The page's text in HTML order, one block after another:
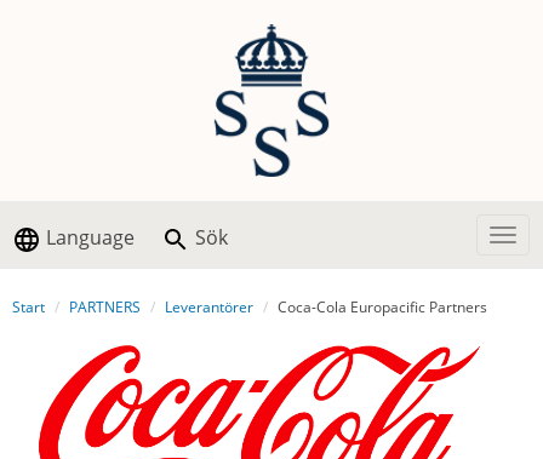
Language Sök
Start PARTNERS Leverantörer Coca-Cola Europacific Partners